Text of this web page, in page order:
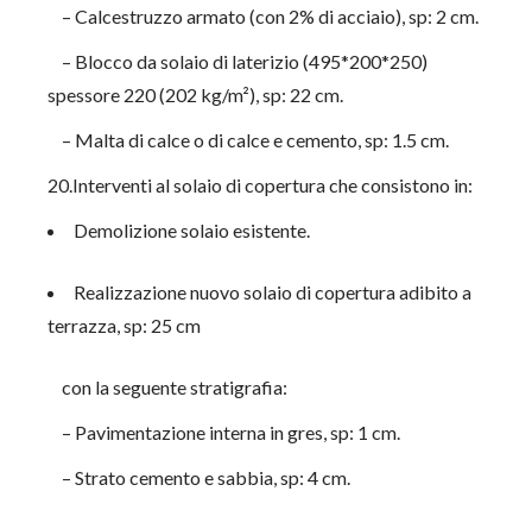
– Calcestruzzo armato (con 2% di acciaio), sp: 2 cm.
– Blocco da solaio di laterizio (495*200*250)
spessore 220 (202 kg/m²), sp: 22 cm.
– Malta di calce o di calce e cemento, sp: 1.5 cm.
20.Interventi al solaio di copertura che consistono in:
Demolizione solaio esistente.
Realizzazione nuovo solaio di copertura adibito a
terrazza, sp: 25 cm
con la seguente stratigrafia:
– Pavimentazione interna in gres, sp: 1 cm.
– Strato cemento e sabbia, sp: 4 cm.